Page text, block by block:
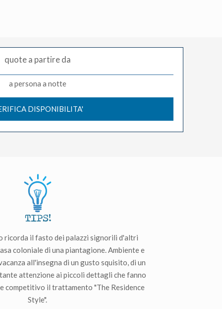
quote a partire da
a persona a notte
DISPONIBILITA'
ricorda il fasto dei palazzi signorili d'altri
coloniale di una piantagione. Ambiente e
all'insegna di un gusto squisito, di un
attenzione ai piccoli dettagli che fanno
competitivo il trattamento "The Residence
Style".